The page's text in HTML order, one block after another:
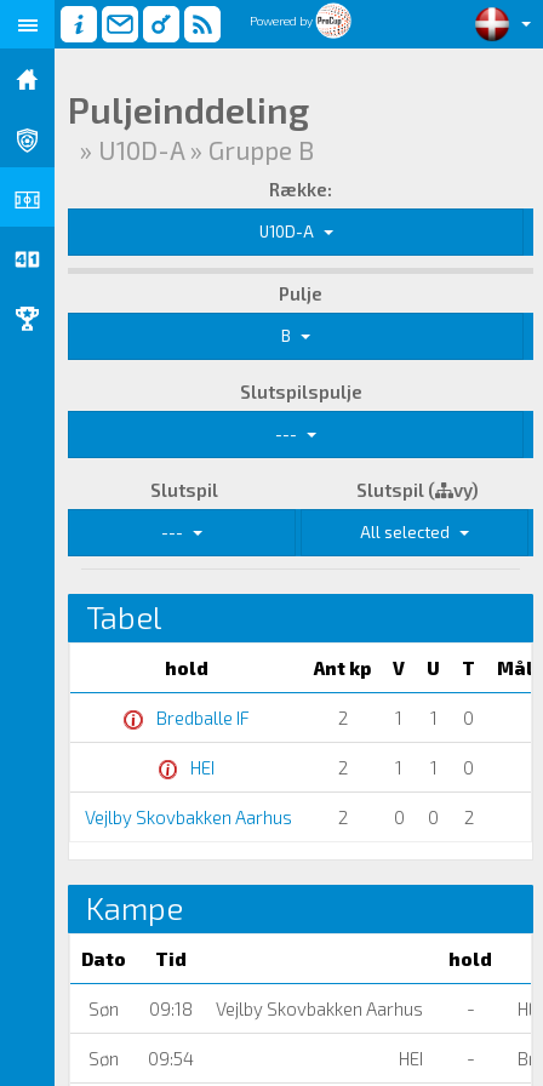
Powered by
Puljeinddeling
» U10D-A » Gruppe B
Række:
U10D-A
Pulje
B
Slutspilspulje
---
Slutspil Slutspil ( vy)
--- All selected
Tabel
hold Ant kp V U T Mål
Bredballe IF 2 1 1 0
HEI 2 1 1 0
Vejlby Skovbakken Aarhus 2 0 0 2
Kampe
Dato Tid hold
Søn 09:18 Vejlby Skovbakken Aarhus - HEI
Søn 09:54 HEI -